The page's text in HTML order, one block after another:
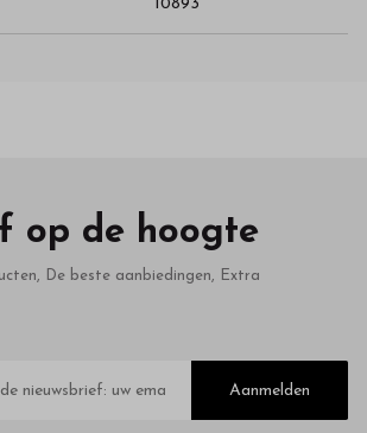
10893
op de hoogte
De beste aanbiedingen, Extra
Aanmelden